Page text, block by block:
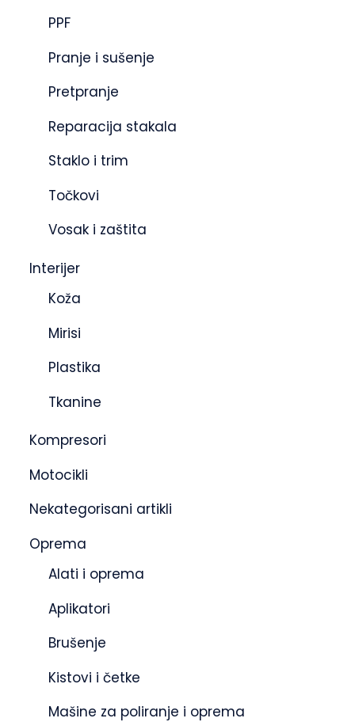
PPF
Pranje i sušenje
Pretpranje
Reparacija stakala
Staklo i trim
Točkovi
Vosak i zaštita
Interijer
Koža
Mirisi
Plastika
Tkanine
Kompresori
Motocikli
Nekategorisani artikli
Oprema
Alati i oprema
Aplikatori
Brušenje
Kistovi i četke
Mašine za poliranje i oprema